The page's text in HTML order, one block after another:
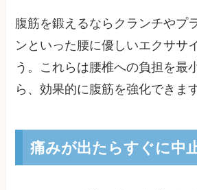
腹筋を鍛えるならクランチやプ
ンといった腰に優しいエクササ
う。これらは腰椎への負担を最
ら、効果的に腹筋を強化できます
痛みが出たらすぐに中